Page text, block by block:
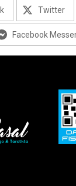
Twitter
Facebook